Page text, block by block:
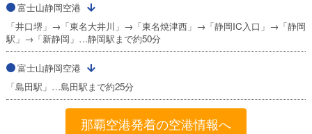
富士山静岡空港
「井口堺」→「東名大井川」→「東名焼津西」→「静岡IC入口」→「静岡
駅」→「新静岡」…静岡駅まで約50分
富士山静岡空港
「島田駅」…島田駅まで約25分
那覇空港発着の空港情報へ